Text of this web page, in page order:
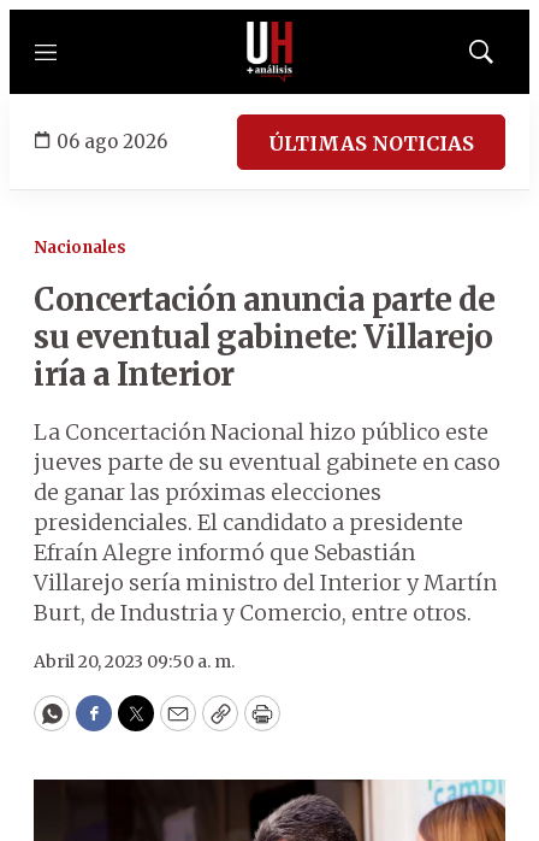
Menú
Mostrar
06 ago 2026 ÚLTIMAS NOTICIAS
Nacionales
Concertación anuncia parte de
su eventual gabinete: Villarejo
iría a Interior
La Concertación Nacional hizo público este
jueves parte de su eventual gabinete en caso
de ganar las próximas elecciones
presidenciales. El candidato a presidente
Efraín Alegre informó que Sebastián
Villarejo sería ministro del Interior y Martín
Burt, de Industria y Comercio, entre otros.
Abril 20, 2023 09:50 a. m.
WhatsApp
Facebook
Twitter
EmailCopyPrint